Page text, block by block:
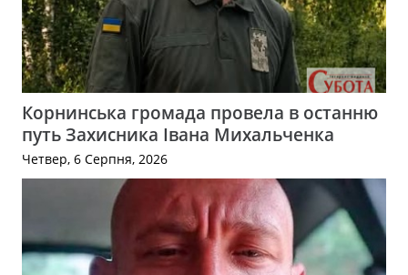
Корнинська громада провела в останню
путь Захисника Івана Михальченка
Четвер, 6 Серпня, 2026